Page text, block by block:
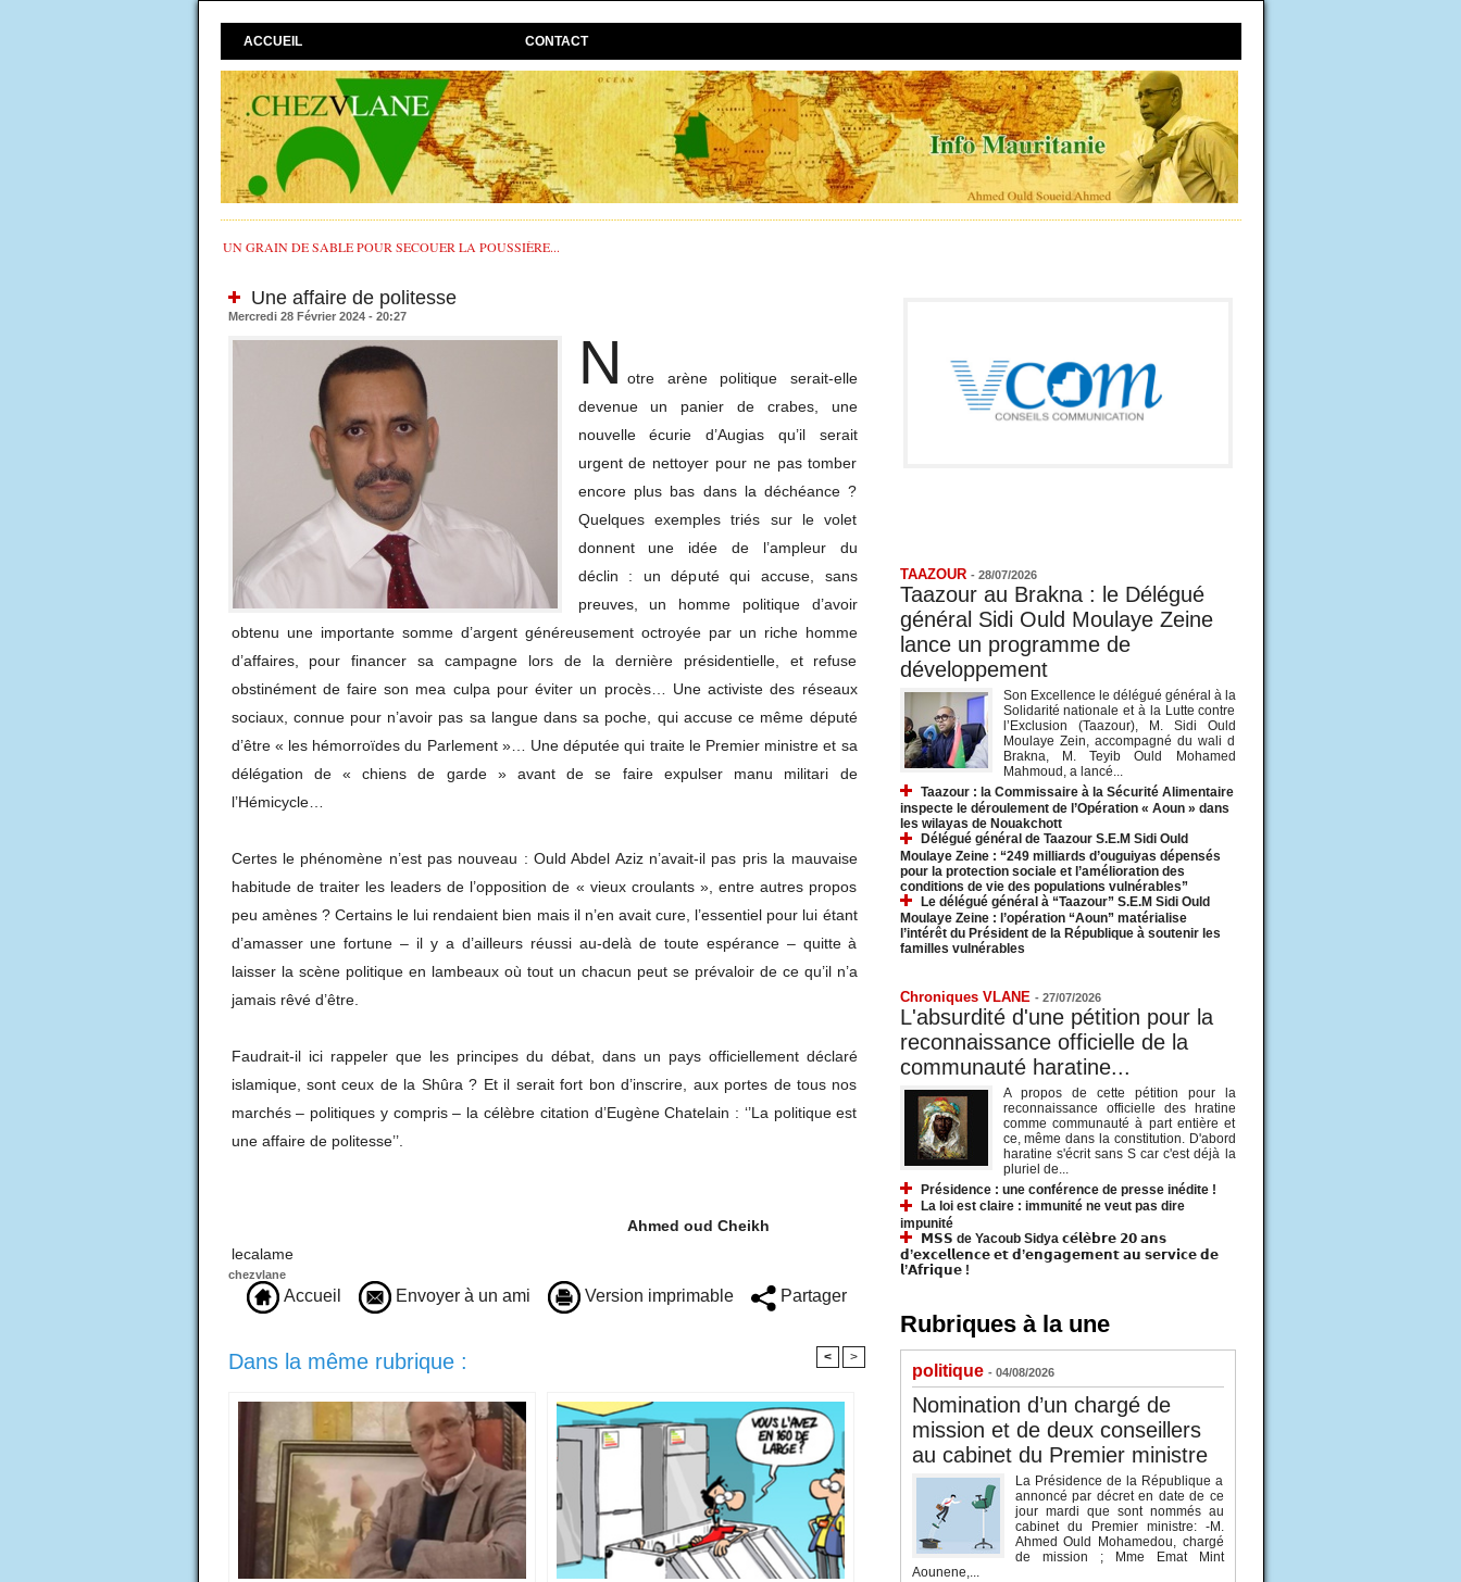
ACCUEIL CONTACT
UN GRAIN DE SABLE POUR SECOUER LA POUSSIÈRE...
Une affaire de politesse
Mercredi 28 Février 2024 - 20:27
N otre arène politique serait-elle
devenue un panier de crabes, une
nouvelle écurie d’Augias qu’il serait
urgent de nettoyer pour ne pas tomber
encore plus bas dans la déchéance ?
Quelques exemples triés sur le volet
donnent une idée de l’ampleur du
déclin : un député qui accuse, sans
preuves, un homme politique d’avoir
obtenu une importante somme d’argent généreusement octroyée par un riche homme
d’affaires, pour financer sa campagne lors de la dernière présidentielle, et refuse
obstinément de faire son mea culpa pour éviter un procès… Une activiste des réseaux
sociaux, connue pour n’avoir pas sa langue dans sa poche, qui accuse ce même député
d’être « les hémorroïdes du Parlement »… Une députée qui traite le Premier ministre et sa
délégation de « chiens de garde » avant de se faire expulser manu militari de
l’Hémicycle…
Certes le phénomène n’est pas nouveau : Ould Abdel Aziz n’avait-il pas pris la mauvaise
habitude de traiter les leaders de l’opposition de « vieux croulants », entre autres propos
peu amènes ? Certains le lui rendaient bien mais il n’en avait cure, l’essentiel pour lui étant
d’amasser une fortune – il y a d’ailleurs réussi au-delà de toute espérance – quitte à
laisser la scène politique en lambeaux où tout un chacun peut se prévaloir de ce qu’il n’a
jamais rêvé d’être.
Faudrait-il ici rappeler que les principes du débat, dans un pays officiellement déclaré
islamique, sont ceux de la Shûra ? Et il serait fort bon d’inscrire, aux portes de tous nos
marchés – politiques y compris – la célèbre citation d’Eugène Chatelain : ‘’La politique est
une affaire de politesse’’.
Ahmed oud Cheikh
lecalame
chezvlane
Accueil Envoyer à un ami Version imprimable Partager
Dans la même rubrique : < >
TAAZOUR - 28/07/2026
Taazour au Brakna : le Délégué
général Sidi Ould Moulaye Zeine
lance un programme de
développement
Son Excellence le délégué général à la
Solidarité nationale et à la Lutte contre
l’Exclusion (Taazour), M. Sidi Ould
Moulaye Zein, accompagné du wali d
Brakna, M. Teyib Ould Mohamed
Mahmoud, a lancé...
Taazour : la Commissaire à la Sécurité Alimentaire
inspecte le déroulement de l’Opération « Aoun » dans
les wilayas de Nouakchott
Délégué général de Taazour S.E.M Sidi Ould
Moulaye Zeine : “249 milliards d’ouguiyas dépensés
pour la protection sociale et l’amélioration des
conditions de vie des populations vulnérables”
Le délégué général à “Taazour” S.E.M Sidi Ould
Moulaye Zeine : l’opération “Aoun” matérialise
l’intérêt du Président de la République à soutenir les
familles vulnérables
Chroniques VLANE - 27/07/2026
L'absurdité d'une pétition pour la
reconnaissance officielle de la
communauté haratine...
A propos de cette pétition pour la
reconnaissance officielle des hratine
comme communauté à part entière et
ce, même dans la constitution. D'abord
haratine s'écrit sans S car c'est déjà la
pluriel de...
Présidence : une conférence de presse inédite !
La loi est claire : immunité ne veut pas dire
impunité
𝗠𝗦𝗦 de Yacoub Sidya 𝗰𝗲́𝗹𝗲̀𝗯𝗿𝗲 𝟮𝟬 𝗮𝗻𝘀
𝗱’𝗲𝘅𝗰𝗲𝗹𝗹𝗲𝗻𝗰𝗲 𝗲𝘁 𝗱’𝗲𝗻𝗴𝗮𝗴𝗲𝗺𝗲𝗻𝘁 𝗮𝘂 𝘀𝗲𝗿𝘃𝗶𝗰𝗲 𝗱𝗲
𝗹’𝗔𝗳𝗿𝗶𝗾𝘂𝗲 !
Rubriques à la une
politique - 04/08/2026
Nomination d’un chargé de
mission et de deux conseillers
au cabinet du Premier ministre
La Présidence de la République a
annoncé par décret en date de ce
jour mardi que sont nommés au
cabinet du Premier ministre: -M.
Ahmed Ould Mohamedou, chargé
de mission ; Mme Emat Mint
Aounene,...